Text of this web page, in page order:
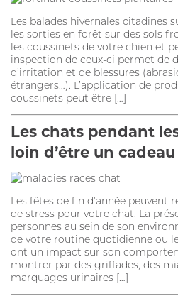
FIPROKIL
FIPROKIL
QUI SOMMES-
Les balades hivernales citadines
les sorties en forêt sur des sols
les coussinets de votre chien et
inspection de ceux-ci permet de
d’irritation et de blessures
étrangers…). L’application de
coussinets peut être […]
Les chats pendant
loin d’être un cadeau
Les fêtes de fin d’année peuvent
de stress pour votre chat. La
personnes au sein de son
de votre routine quotidienne ou
ont un impact sur son
montrer par des griffades, des
marquages urinaires […]